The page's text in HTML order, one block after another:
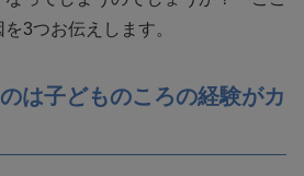
3つお伝えします。
は子どものころの経験がカ